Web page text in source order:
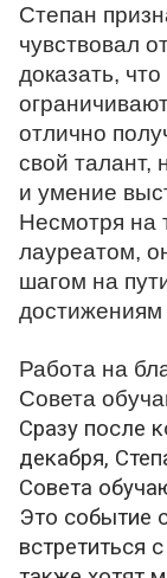
Степан
чувствовал
доказать,
отлично
свой талант,
и умение
Несмотря на
лауреатом,
шагом на
достижениям
Работа на
Совета
Сразу после
декабря,
Совета
Это событие
встретиться